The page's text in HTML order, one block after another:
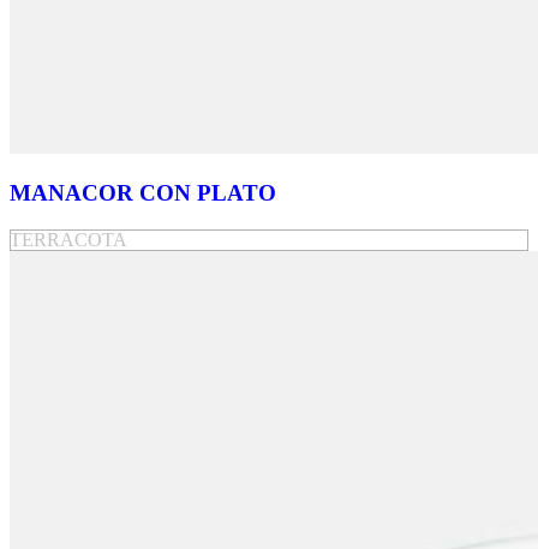
MANACOR CON PLATO
TERRACOTA